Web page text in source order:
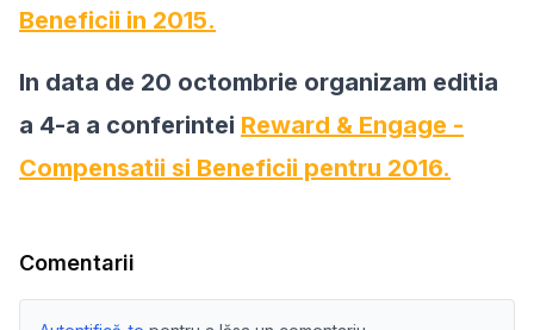
Beneficii in 2015.
In data de 20 octombrie organizam editia
a 4-a a conferintei Reward & Engage -
Compensatii si Beneficii pentru 2016.
Comentarii